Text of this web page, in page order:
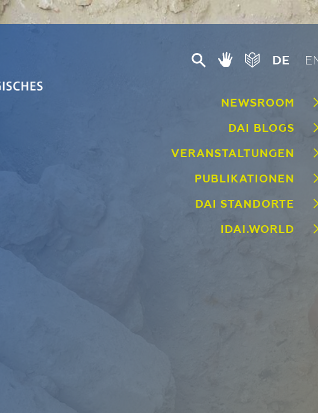
DE
NEWSROOM
DAI BLOGS
VERANSTALTUNGEN
PUBLIKATIONEN
DAI STANDORTE
IDAI.WORLD
© DAI, Madrid // F. Arnold